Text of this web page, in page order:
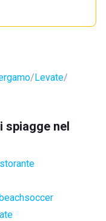
Levate
spiagge nel